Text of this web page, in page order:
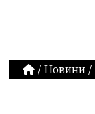
/ Новини /